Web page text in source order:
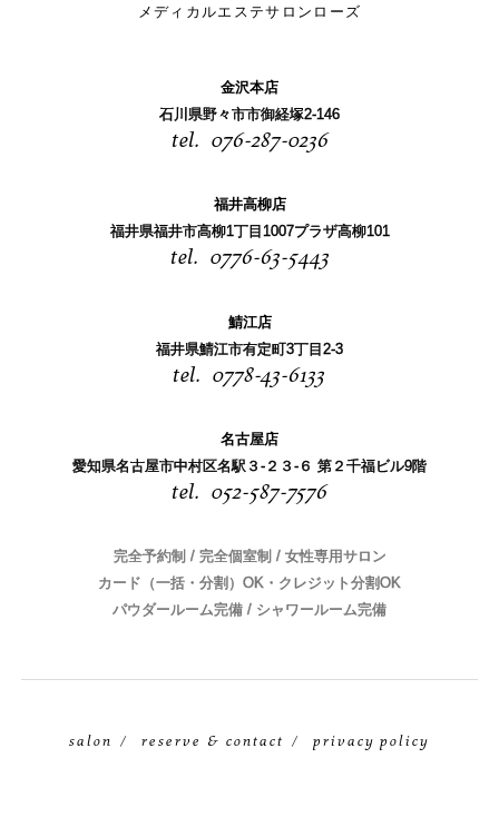
メディカルエステサロンローズ
金沢本店
石川県野々市市御経塚2-146
076-287-0236
福井高柳店
福井県福井市高柳1丁目1007プラザ高柳101
0776-63-5443
鯖江店
福井県鯖江市有定町3丁目2-3
0778-43-6133
名古屋店
愛知県名古屋市中村区名駅３-２３-６ 第２千福ビル9階
052-587-7576
完全予約制 / 完全個室制 / 女性専用サロン
カード（一括・分割）OK・クレジット分割OK
パウダールーム完備 / シャワールーム完備
salon reserve & contact privacy policy